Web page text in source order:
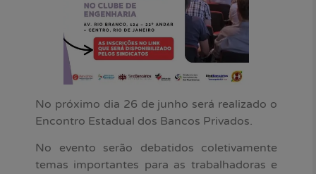
No próximo dia 26 de junho será realizado o
Encontro Estadual dos Bancos Privados.
No evento serão debatidos coletivamente
temas importantes para as trabalhadoras e